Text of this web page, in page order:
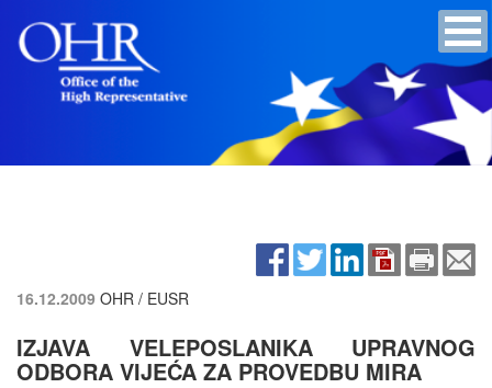
16.12.2009 OHR / EUSR
IZJAVA VELEPOSLANIKA UPRAVNOG
ODBORA VIJEĆA ZA PROVEDBU MIRA